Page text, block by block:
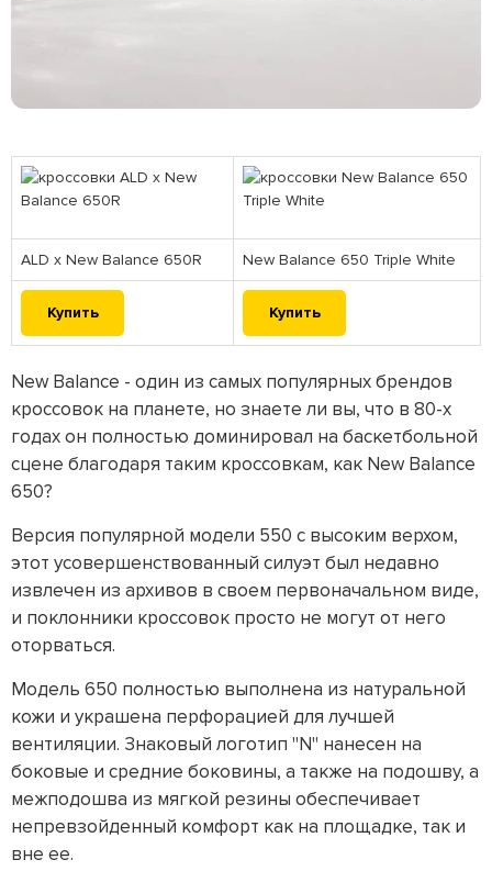
ALD x New Balance 650R New Balance 650 Triple White
Купить Купить
New Balance - один из самых популярных брендов
кроссовок на планете, но знаете ли вы, что в 80-х
годах он полностью доминировал на баскетбольной
сцене благодаря таким кроссовкам, как New Balance
650?
Версия популярной модели 550 с высоким верхом,
этот усовершенствованный силуэт был недавно
извлечен из архивов в своем первоначальном виде,
и поклонники кроссовок просто не могут от него
оторваться.
Модель 650 полностью выполнена из натуральной
кожи и украшена перфорацией для лучшей
вентиляции. Знаковый логотип "N" нанесен на
боковые и средние боковины, а также на подошву, а
межподошва из мягкой резины обеспечивает
непревзойденный комфорт как на площадке, так и
вне ее.